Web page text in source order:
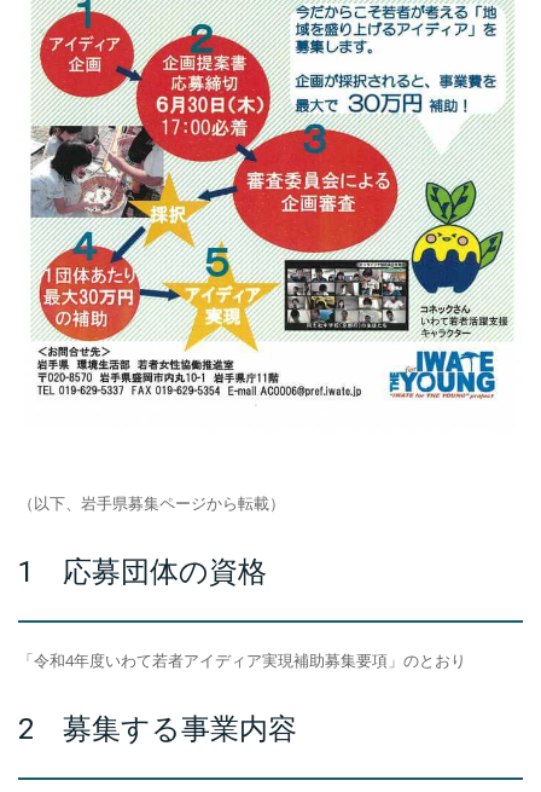
（以下、岩手県募集ページから転載）
1 応募団体の資格
「令和4年度いわて若者アイディア実現補助募集要項」のとおり
2 募集する事業内容